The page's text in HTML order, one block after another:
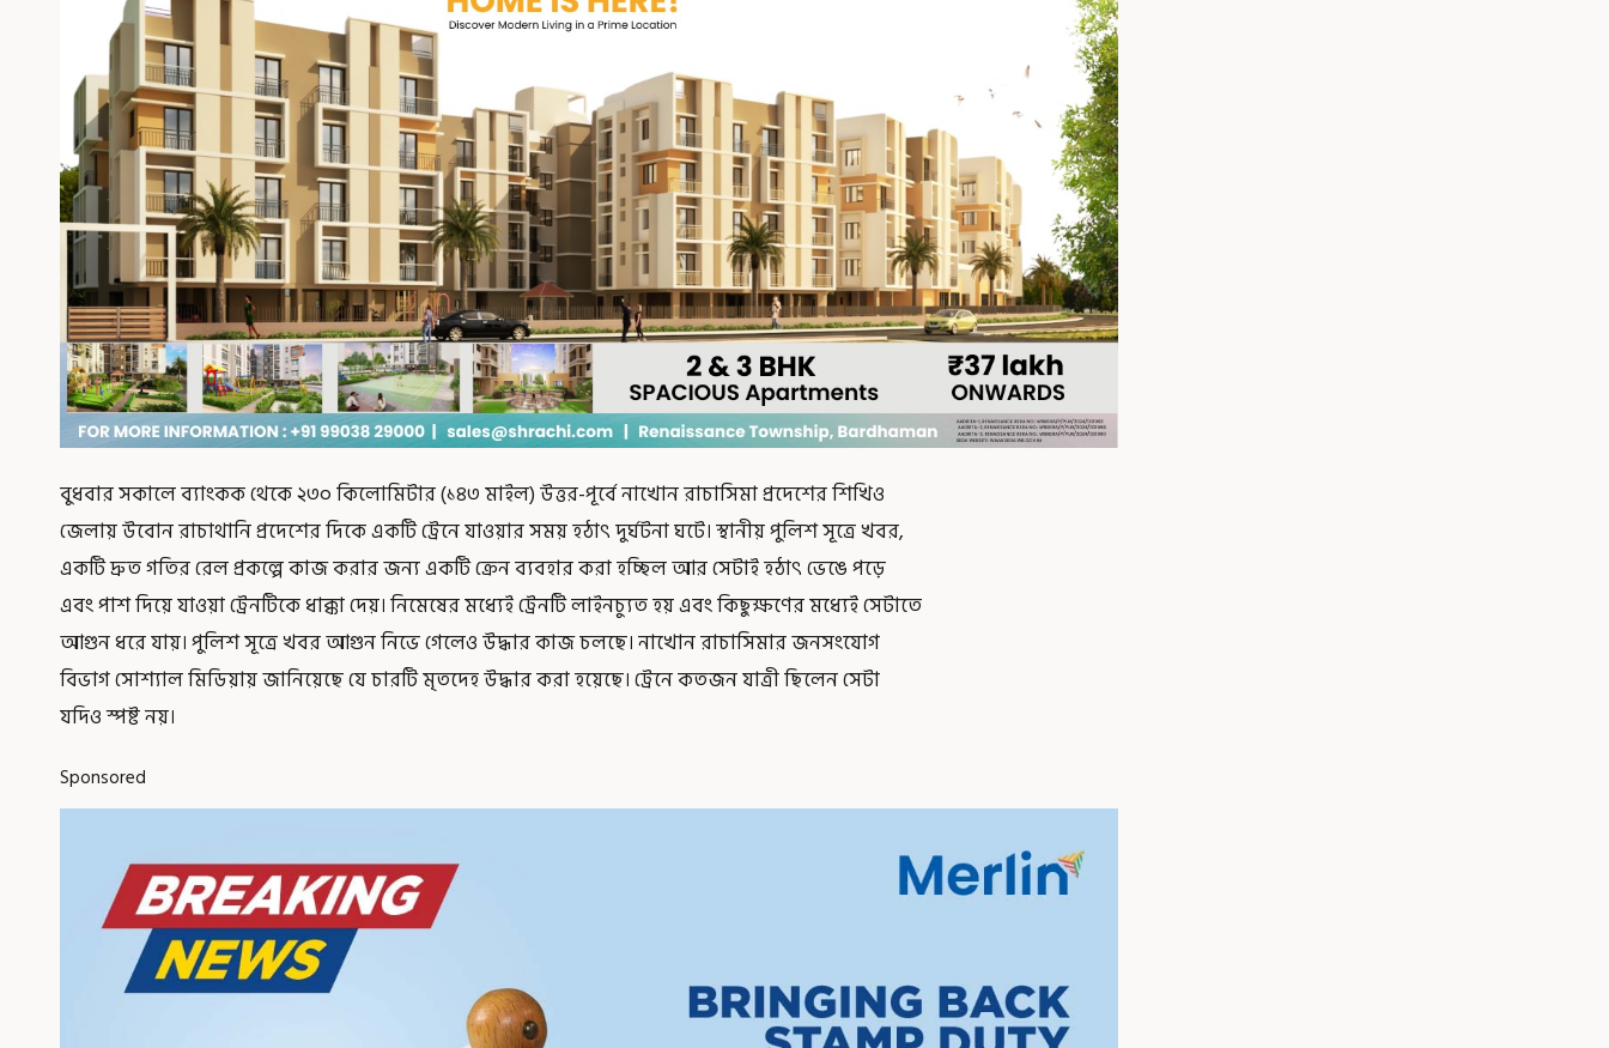
বুধবার সকালে ব্যাংকক থেকে ২৩০ কিলোমিটার (১৪৩ মাইল) উত্তর-পূর্বে নাখোন রাচাসিমা প্রদেশের শিখিও
জেলায় উবোন রাচাথানি প্রদেশের দিকে একটি ট্রেনে যাওয়ার সময় হঠাৎ দুর্ঘটনা ঘটে। স্থানীয় পুলিশ সূত্রে খবর,
‌একটি দ্রুত গতির রেল প্রকল্পে কাজ করার জন্য একটি ক্রেন ব্যবহার করা হচ্ছিল আর সেটাই হঠাৎ ভেঙে পড়ে
এবং পাশ দিয়ে যাওয়া ট্রেনটিকে ধাক্কা দেয়। নিমেষের মধ্যেই ট্রেনটি লাইনচ্যুত হয় এবং কিছুক্ষণের মধ্যেই সেটাতে
আগুন ধরে যায়। পুলিশ সূত্রে খবর আগুন নিভে গেলেও উদ্ধার কাজ চলছে। নাখোন রাচাসিমার জনসংযোগ
বিভাগ সোশ্যাল মিডিয়ায় জানিয়েছে যে চারটি মৃতদেহ উদ্ধার করা হয়েছে। ট্রেনে কতজন যাত্রী ছিলেন সেটা
যদিও স্পষ্ট নয়।
Sponsored